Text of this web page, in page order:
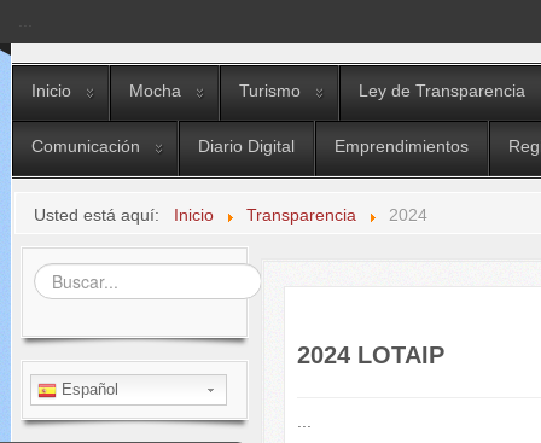
Inicio Mocha Turismo Ley de Transparencia
Comunicación Diario Digital Emprendimientos
Usted está aquí: Inicio Transparencia 2024
Buscar...
Español
2024 LOTAIP